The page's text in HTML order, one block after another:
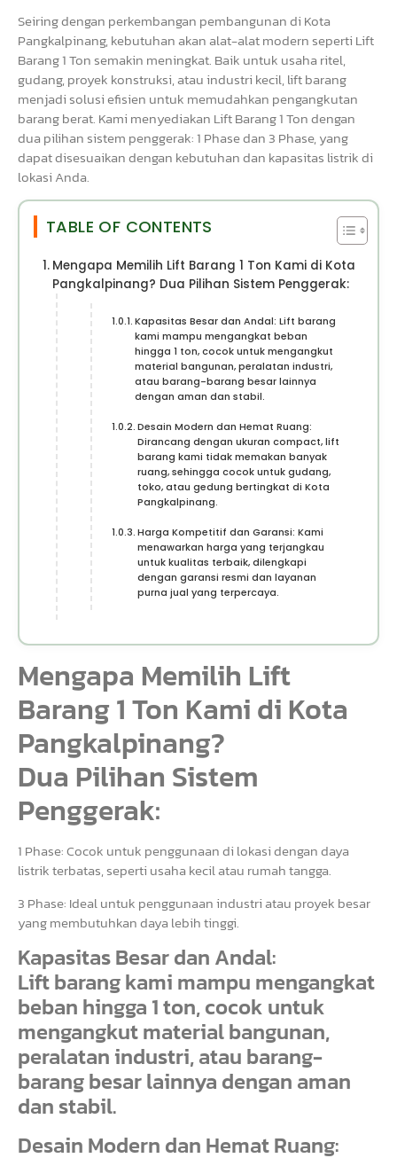
Seiring dengan perkembangan pembangunan di Kota
Pangkalpinang, kebutuhan akan alat-alat modern seperti Lift
Barang 1 Ton semakin meningkat. Baik untuk usaha ritel,
gudang, proyek konstruksi, atau industri kecil, lift barang
menjadi solusi efisien untuk memudahkan pengangkutan
barang berat. Kami menyediakan Lift Barang 1 Ton dengan
dua pilihan sistem penggerak: 1 Phase dan 3 Phase, yang
dapat disesuaikan dengan kebutuhan dan kapasitas listrik di
lokasi Anda.
TABLE OF CONTENTS
Mengapa Memilih Lift Barang 1 Ton Kami di Kota
Pangkalpinang? Dua Pilihan Sistem Penggerak:
Kapasitas Besar dan Andal: Lift barang
kami mampu mengangkat beban
hingga 1 ton, cocok untuk mengangkut
material bangunan, peralatan industri,
atau barang-barang besar lainnya
dengan aman dan stabil.
Desain Modern dan Hemat Ruang:
Dirancang dengan ukuran compact, lift
barang kami tidak memakan banyak
ruang, sehingga cocok untuk gudang,
toko, atau gedung bertingkat di Kota
Pangkalpinang.
Harga Kompetitif dan Garansi: Kami
menawarkan harga yang terjangkau
untuk kualitas terbaik, dilengkapi
dengan garansi resmi dan layanan
purna jual yang terpercaya.
Mengapa Memilih Lift
Barang 1 Ton Kami di Kota
Pangkalpinang?
Dua Pilihan Sistem
Penggerak:
1 Phase: Cocok untuk penggunaan di lokasi dengan daya
listrik terbatas, seperti usaha kecil atau rumah tangga.
3 Phase: Ideal untuk penggunaan industri atau proyek besar
yang membutuhkan daya lebih tinggi.
Kapasitas Besar dan Andal:
Lift barang kami mampu mengangkat
beban hingga 1 ton, cocok untuk
mengangkut material bangunan,
peralatan industri, atau barang-
barang besar lainnya dengan aman
dan stabil.
Desain Modern dan Hemat Ruang: